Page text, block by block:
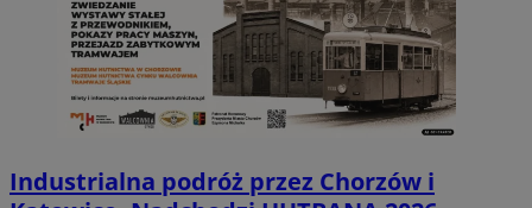
Industrialna podróż przez Chorzów i